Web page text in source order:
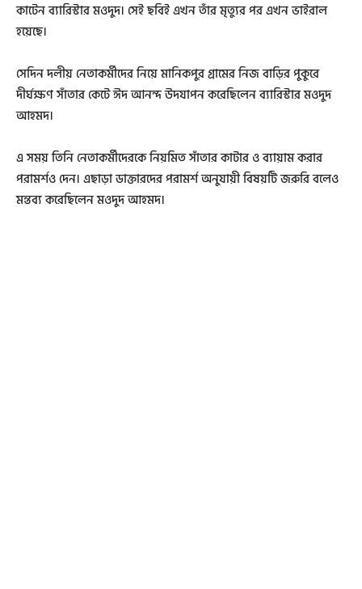
কাটেন ব্যারিস্টার মওদুদ। সেই ছবিই এখন তাঁর মৃত্যুর পর এখন ভাইরাল
হয়েছে।
সেদিন দলীয় নেতাকর্মীদের নিয়ে মানিকপুর গ্রামের নিজ বাড়ির পুকুরে
দীর্ঘক্ষণ সাঁতার কেটে ঈদ আনন্দ উদযাপন করেছিলেন ব্যারিস্টার মওদুদ
আহমদ।
এ সময় তিনি নেতাকর্মীদেরকে নিয়মিত সাঁতার কাটার ও ব্যায়াম করার
পরামর্শও দেন। এছাড়া ডাক্তারদের পরামর্শ অনুযায়ী বিষয়টি জরুরি বলেও
মন্তব্য করেছিলেন মওদুদ আহমদ।